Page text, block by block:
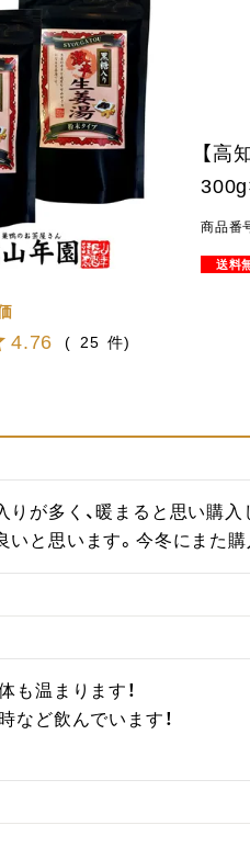
【高
商品番
4.76 25
が多く、暖まると思い購
と思います。今冬にまた購
も温まります！
など飲んでいます！